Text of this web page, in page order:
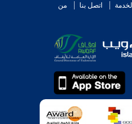
اتصل بنا
من